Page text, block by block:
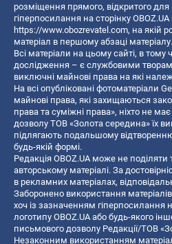
розміщення прямого, відкритого
гіперпосилання на сторінку
https://www.obozrevatel.com, на якій
матеріал в першому абзаці матеріалу.
Всі матеріали на цьому сайті, в тому
дослідження – є службовими
виключні майнові права на які
На всі опубліковані фотоматеріали
майнові права, які захищаються
права та суміжні права», ніхто не
дозволу ТОВ «Золота середина» їх
підлягають подальшому
будь-якій формі.
Редакція OBOZ.UA може не поділяти
авторському матеріалі. За
в рекламних матеріалах,
Заборонено використання
хоч із зазначенням гіперпосилання
логотипу OBOZ.UA або будь-якого
письмового дозволу Редакції/ТОВ
Незаконним використанням